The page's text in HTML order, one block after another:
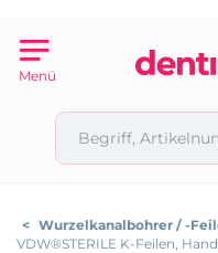
Menü
< Wurzelkanalbohrer / -
VDW®STERILE K-Feilen,